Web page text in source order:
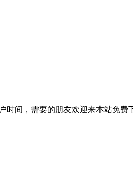
时间，需要的朋友欢迎来本站免费